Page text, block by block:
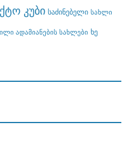
კუბი საძინებელი სახლი
ადამიანების სახლები ხე